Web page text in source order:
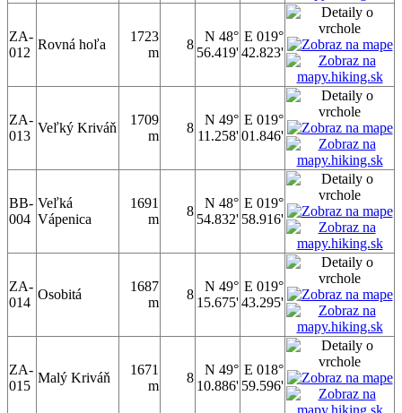
ZA-
012
Rovná hoľa
1723
m
8
N 48°
56.419'
E 019°
42.823'
ZA-
013
Veľký Kriváň
1709
m
8
N 49°
11.258'
E 019°
01.846'
BB-
004
Veľká
Vápenica
1691
m
8
N 48°
54.832'
E 019°
58.916'
ZA-
014
Osobitá
1687
m
8
N 49°
15.675'
E 019°
43.295'
ZA-
015
Malý Kriváň
1671
m
8
N 49°
10.886'
E 018°
59.596'